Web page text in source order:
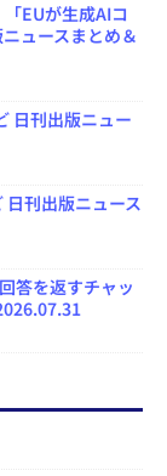
EUが生成AIコ
ュースまとめ＆
日刊出版ニュー
刊出版ニュース
答を返すチャッ